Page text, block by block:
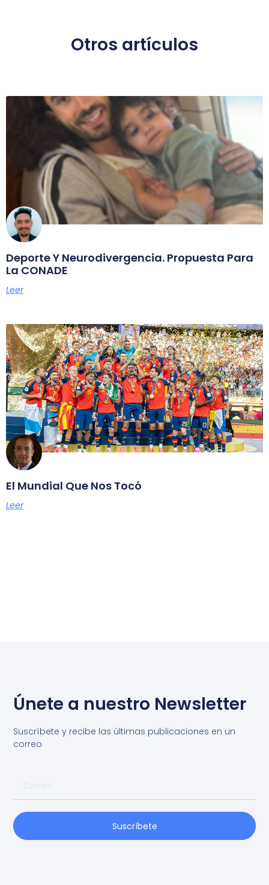
Otros artículos
Deporte Y Neurodivergencia. Propuesta Para
La CONADE
Leer
El Mundial Que Nos Tocó
Leer
Únete a nuestro Newsletter
Suscríbete y recibe las últimas publicaciones en un
correo
Suscríbete